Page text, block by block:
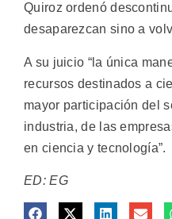
Quiroz ordenó
desaparezcan sino a
A su juicio “la única
recursos destinados a
mayor participación del
industria, de las
en ciencia y tecnología”.
ED: EG